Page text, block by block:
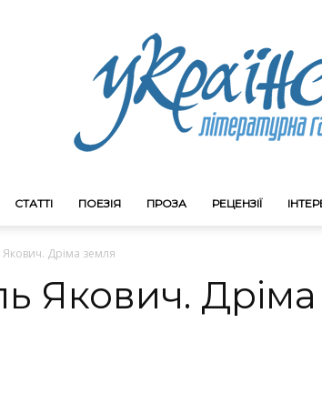
СТАТТІ ПОЕЗІЯ ПРОЗА РЕЦЕНЗІЇ
Дріма земля
Якович.